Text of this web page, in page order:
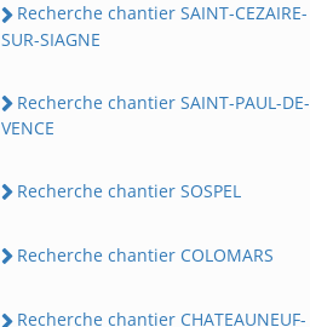
Recherche chantier SAINT-CEZAIRE-
SUR-SIAGNE
Recherche chantier SAINT-PAUL-DE-
VENCE
Recherche chantier SOSPEL
Recherche chantier COLOMARS
Recherche chantier CHATEAUNEUF-